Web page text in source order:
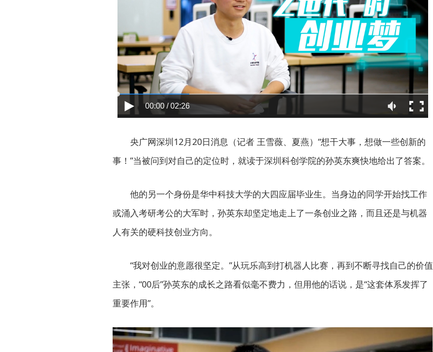
00:00 / 02:26
央广网深圳12月20日消息（记者 王雪薇、夏燕）“想干大事，想做一些创新的
事！”当被问到对自己的定位时，就读于深圳科创学院的孙英东爽快地给出了答案。
他的另一个身份是华中科技大学的大四应届毕业生。当身边的同学开始找工作
或涌入考研考公的大军时，孙英东却坚定地走上了一条创业之路，而且还是与机器
人有关的硬科技创业方向。
“我对创业的意愿很坚定。”从玩乐高到打机器人比赛，再到不断寻找自己的价值
主张，“00后”孙英东的成长之路看似毫不费力，但用他的话说，是“这套体系发挥了
重要作用”。